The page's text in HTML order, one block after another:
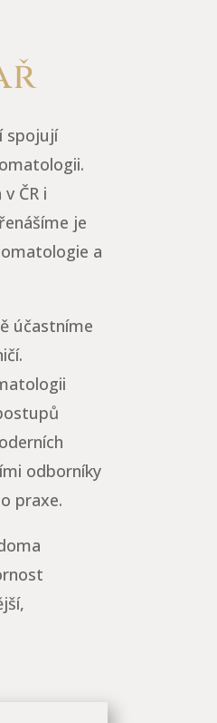
spojují
ČR i
je
a
účastníme
odborníky
praxe.